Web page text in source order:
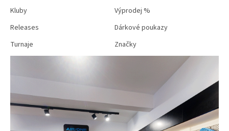
Kluby
Releases
Turnaje
Výprodej %
Dárkové poukazy
Značky